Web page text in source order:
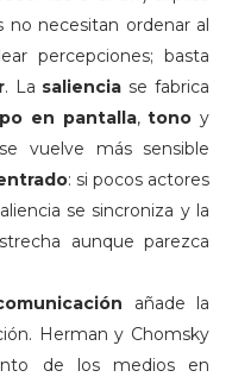
necesitan ordenar al
percepciones; basta
. La saliencia se fabrica
en pantalla,tono y
vuelve más sensible
: si pocos actores
se sincroniza y la
aunque parezca
añade la
Herman y Chomsky
de los medios en